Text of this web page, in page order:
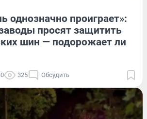
однозначно проиграет»:
просят защитить
шин — подорожает ли
325 Обсудить